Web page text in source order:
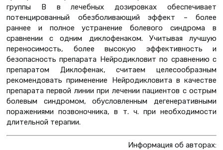
группы В в лечебных дозировках обеспечивает
потенцированный обезболивающий эффект – более
раннее и полное устранение болевого синдрома в
сравнении с одним диклофенаком. Учитывая лучшую
переносимость, более высокую эффективность и
безопасность препарата Нейродикловит по сравнению с
препаратом Диклофенак, считаем целесообразным
рекомендовать применение Нейродикловита в качестве
препарата первой линии при лечении пациентов с острым
болевым синдромом, обусловленным дегенеративными
поражениями позвоночника, в т. ч. при необходимости
длительной терапии.
Информация об авторах: